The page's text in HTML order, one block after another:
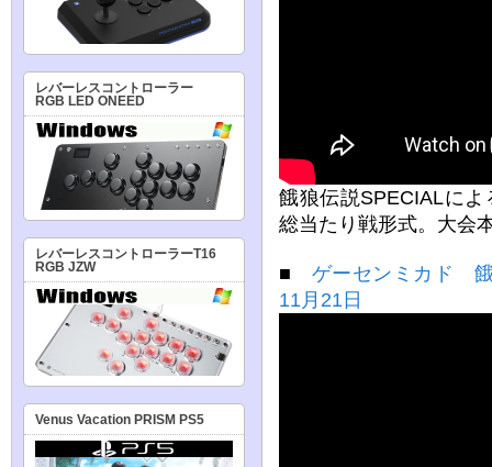
餓狼伝説SPECIALに
総当たり戦形式。大会
■ ゲーセンミカド
11月21日
レバーレスコントローラー
RGB LED ONEED
レバーレスコントローラーT16
RGB JZW
Venus Vacation PRISM PS5